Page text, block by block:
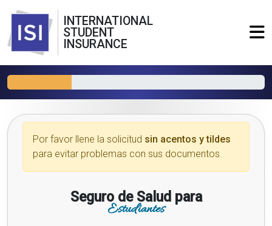
INTERNATIONAL
STUDENT
INSURANCE
Por favor llene la solicitud sin acentos y tildes
para evitar problemas con sus documentos.
Seguro de Salud para
Estudiantes